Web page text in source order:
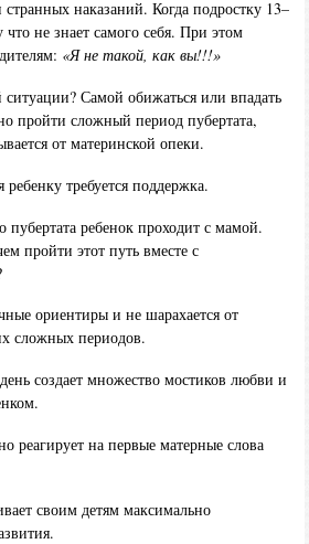
странных наказаний. Когда подростку 13–
не знает самого себя. При этом
«Я не такой, как вы!!!»
Самой обижаться или впадать
пройти сложный период пубертата,
от материнской опеки.
требуется поддержка.
пубертата ребенок проходит с мамой.
пройти этот путь вместе с
ориентиры и не шарахается от
сложных периодов.
создает множество мостиков любви и
реагирует на первые матерные слова
своим детям максимально